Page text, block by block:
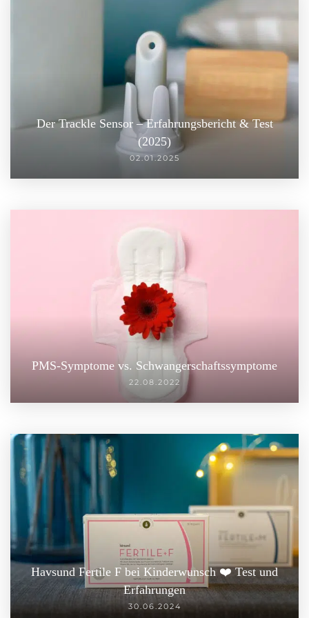
Der Trackle Sensor – Erfahrungsbericht & Test
(2025)
02.01.2025
PMS-Symptome vs. Schwanger­schaftssymptome
22.08.2022
Havsund Fertile F bei Kinderwunsch ❤️ Test und
Erfahrungen
30.06.2024